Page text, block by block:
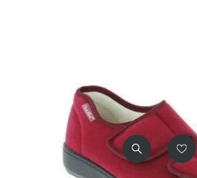
Couleur(s) Disponible(s)
Marine
Noir
Mentions Obligatoires
CE